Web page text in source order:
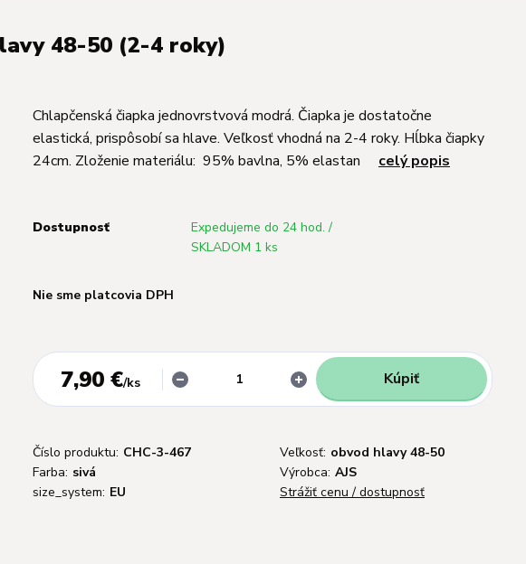
48-50 (2-4 roky)
Chlapčenská čiapka jednovrstvová modrá. Čiapka je dostatočne
elastická, prispôsobí sa hlave. Veľkosť vhodná na 2-4 roky. Hĺbka čiapky
24cm. Zloženie materiálu: 95% bavlna, 5% elastan celý popis
Dostupnosť
Expedujeme do 24 hod. /
SKLADOM 1 ks
Nie sme platcovia DPH
7,90 €/ks Kúpiť
Číslo produktu: CHC-3-467 Veľkosť: obvod hlavy 48-50
Farba: sivá Výrobca: AJS
size_system: EU Strážiť cenu / dostupnosť